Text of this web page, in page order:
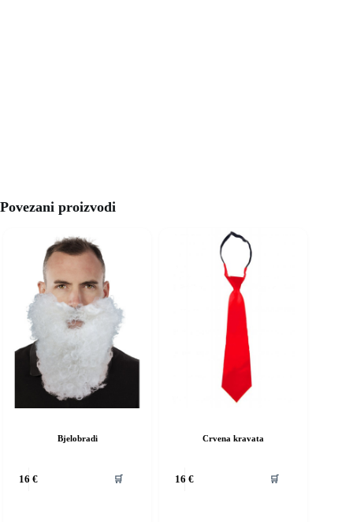
Povezani proizvodi
Bjelobradi
16€ 🛒
Crvena kravata
16€ 🛒
proizvod